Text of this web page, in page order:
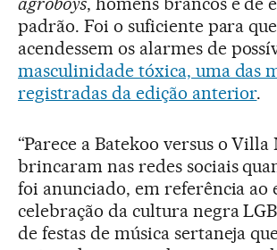
padrão. Foi o suficiente para
acendessem os alarmes de
masculinidade tóxica, uma das
registradas da edição anterior.
“Parece a Batekoo versus o Villa
brincaram nas redes sociais
foi anunciado, em referência ao
celebração da cultura negra
de festas de música sertaneja